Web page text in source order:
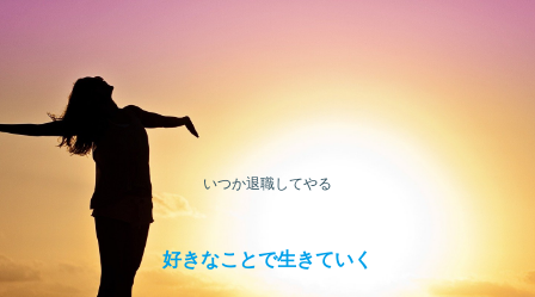
いつか退職してやる
好きなことで生きていく